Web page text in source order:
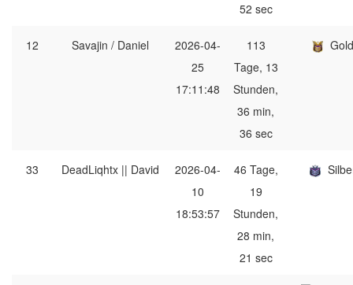
52 sec
12 Savajin / Daniel
2026-04-
25
17:11:48
113
Tage, 13
Stunden,
36 min,
36 sec
Gold
33 DeadLiqhtx || David
2026-04-
10
18:53:57
46 Tage,
19
Stunden,
28 min,
21 sec